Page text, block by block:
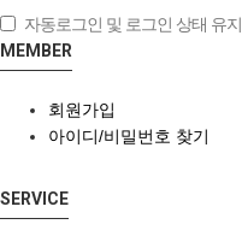
자동로그인 및 로그인 상태 유지
MEMBER
회원가입
아이디/비밀번호 찾기
SERVICE